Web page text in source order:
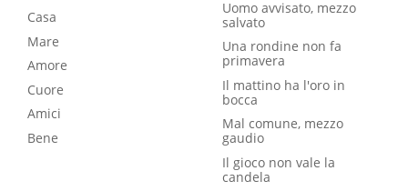
Casa
Mare
Amore
Cuore
Amici
Bene
Uomo avvisato, mezzo
salvato
Una rondine non fa
primavera
Il mattino ha l'oro in
bocca
Mal comune, mezzo
gaudio
Il gioco non vale la
candela